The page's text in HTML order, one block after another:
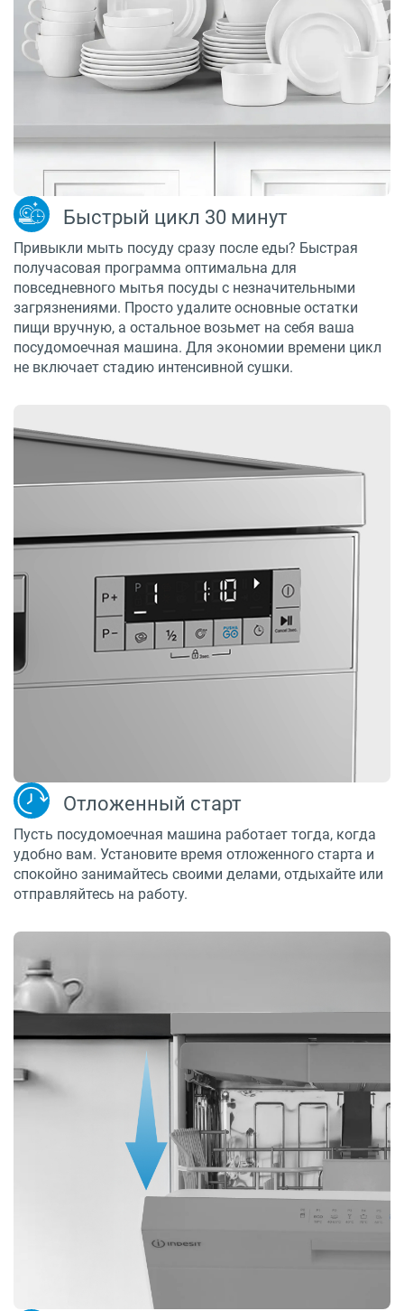
Быстрый цикл 30 минут
Привыкли мыть посуду сразу после еды? Быстрая
получасовая программа оптимальна для
повседневного мытья посуды с незначительными
загрязнениями. Просто удалите основные остатки
пищи вручную, а остальное возьмет на себя ваша
посудомоечная машина. Для экономии времени цикл
не включает стадию интенсивной сушки.
Отложенный старт
Пусть посудомоечная машина работает тогда, когда
удобно вам. Установите время отложенного старта и
спокойно занимайтесь своими делами, отдыхайте или
отправляйтесь на работу.